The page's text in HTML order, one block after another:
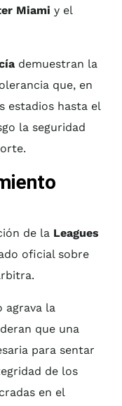
Miami y el
demuestran la
que, en
estadios hasta el
la seguridad
de la Leagues
oficial sobre
agrava la
que una
para sentar
de los
en el